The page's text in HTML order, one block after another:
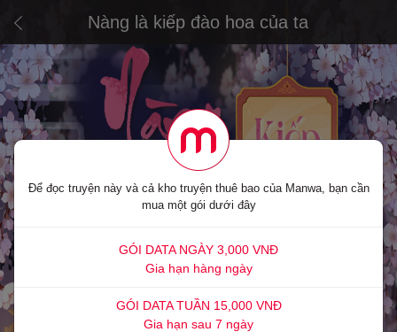
Nàng là kiếp đào hoa của ta
Để đọc truyện này và cả kho truyện thuê bao của Manwa, bạn cần
mua một gói dưới đây
GÓI DATA NGÀY 3,000 VNĐ
Gia hạn hàng ngày
GÓI DATA TUẦN 15,000 VNĐ
Gia hạn sau 7 ngày